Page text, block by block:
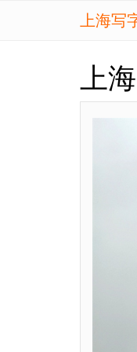
上海写
上